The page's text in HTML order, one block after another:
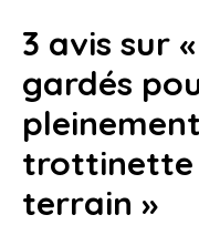
3 avis sur
gardés
trottinette
terrain »